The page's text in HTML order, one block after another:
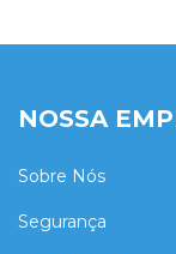
NOSSA
Sobre Nós
Segurança